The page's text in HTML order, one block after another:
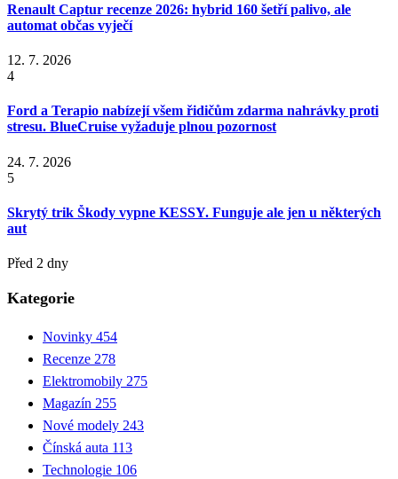
Renault Captur recenze 2026: hybrid 160 šetří palivo, ale
automat občas vyječí
12. 7. 2026
4
Ford a Terapio nabízejí všem řidičům zdarma nahrávky proti
stresu. BlueCruise vyžaduje plnou pozornost
24. 7. 2026
5
Skrytý trik Škody vypne KESSY. Funguje ale jen u některých
aut
Před 2 dny
Kategorie
Novinky 454
Recenze 278
Elektromobily 275
Magazín 255
Nové modely 243
Čínská auta 113
Technologie 106